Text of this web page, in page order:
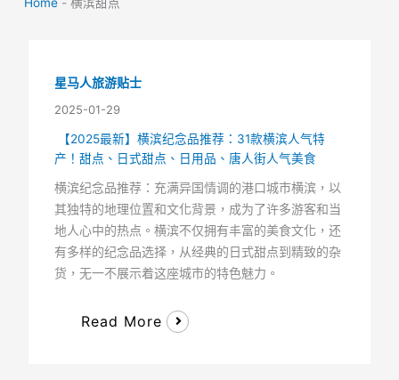
星马人旅游贴士
2025-01-29
【2025最新】横滨纪念品推荐：31款横滨人气特
产！甜点、日式甜点、日用品、唐人街人气美食
横滨纪念品推荐：充满异国情调的港口城市横滨，以
其独特的地理位置和文化背景，成为了许多游客和当
地人心中的热点。横滨不仅拥有丰富的美食文化，还
有多样的纪念品选择，从经典的日式甜点到精致的杂
货，无一不展示着这座城市的特色魅力。
Read More